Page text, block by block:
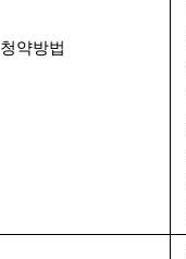
청약방법